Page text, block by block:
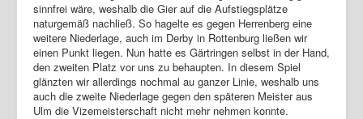
sinnfrei wäre, weshalb die Gier auf die Aufstiegsplätze
naturgemäß nachließ. So hagelte es gegen Herrenberg eine
weitere Niederlage, auch im Derby in Rottenburg ließen wir
einen Punkt liegen. Nun hatte es Gärtringen selbst in der Hand,
den zweiten Platz vor uns zu behaupten. In diesem Spiel
glänzten wir allerdings nochmal au ganzer Linie, weshalb uns
auch die zweite Niederlage gegen den späteren Meister aus
Ulm die Vizemeisterschaft nicht mehr nehmen konnte.